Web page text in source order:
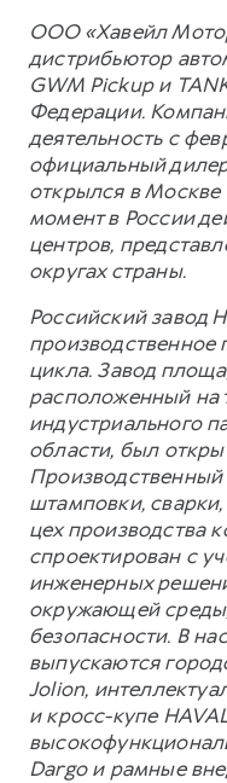
ООО «Хавейл
дистрибьютор
GWM Pickup и
Федерации.
деятельность с
официальный
открылся в Москве
момент в России
центров,
округах страны.
Российский завод
производственное
цикла. Завод
расположенный на
индустриального
области, был
штамповки,
цех производства
спроектирован с
инженерных
окружающей
безопасности. В
выпускаются
Jolion,
и кросс-купе
Dargo и рамные